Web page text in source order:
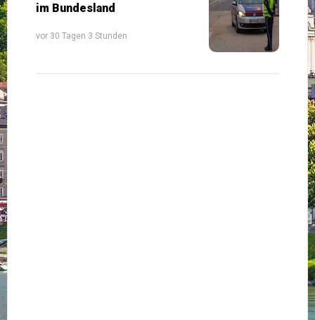
im Bundesland
vor 30 Tagen 3 Stunden